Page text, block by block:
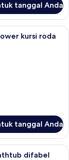
tanggal Anda
bantalan ekstra
kursi roda
tanggal Anda
bantalan ekstra
difabel